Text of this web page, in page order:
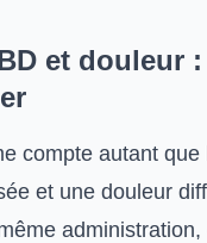
et douleur
compte autant que
et une douleur